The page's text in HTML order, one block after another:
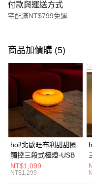
付款與運送方式
宅配滿NT$799免運
信用卡一次付款
信用卡分期付款
3 期 0 利率 每期
合作金庫商業銀行
華南商業銀行
上海商業儲蓄銀行
國泰世華商業銀行
臺灣中小企業銀行
匯豐（台灣）商業銀行
聯邦商業銀行
元大商業銀行
6 期 0 利率 每期NT$49
合作金庫商業銀行
華南商業銀行
上海商業儲蓄銀行
國泰世華商業銀行
臺灣中小企業銀行
匯豐（台灣）商業銀行
聯邦商業銀行
LINE Pay
Apple Pay
街口支付
AFTEE先享後付
商品加價購 (5)
hoi!北歐旺布利甜甜圈
觸控三段式檯燈-USB
NT$1,099
NT$1,299